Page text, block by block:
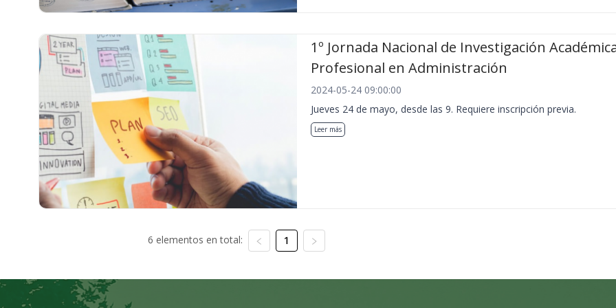
1º Jornada Nacional de Investigación
Profesional en Administración
2024-05-24 09:00:00
Jueves 24 de mayo, desde las 9. Requiere inscripción previa.
Leer más
6 elementos en total: 1